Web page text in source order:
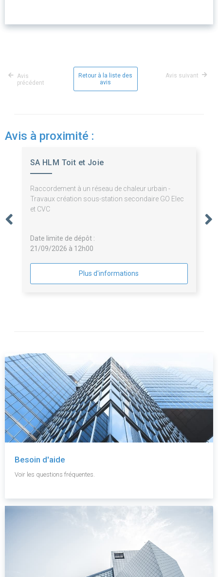
Avis
précédent
Retour à la liste des
avis
Avis suivant
Avis à proximité :
SA HLM Toit et Joie
Raccordement à un réseau de chaleur urbain -
Travaux création sous-station secondaire GO Elec
et CVC
Date limite de dépôt :
21/09/2026 à 12h00
Plus d'informations
Besoin d'aide
Voir les questions fréquentes.